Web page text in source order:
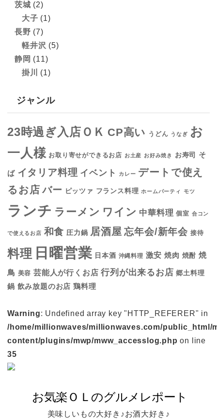
茨城 (2)
大子 (1)
長野 (7)
軽井沢 (5)
静岡 (11)
掛川
(1)
ジャンル
23時過ぎ入店ＯＫ CP高い うどん うなぎ お
一人様 お取り寄せができるお店 お土産 お好み焼き お寿司 そ
ば イタリア料理 イベント カレー デートで使え
るお店 バー ピッツァ フランス料理 ホームパーティ モツ
ランチ ラーメン ワイン 中華料理 個室 合コン
で使えるお店 和食 圧力鍋 居酒屋 忘年会/新年会 接待
料理 日曜営業 日本酒 沖縄料理 激安 焼肉 焼酎 焼
鳥 美容 芸能人が行くお店 行列が出来るお店 郷土料理
鍋 飲み放題のお店 鶏料理
Warning: Undefined array key "HTTP_REFERER" in
/home/millionwaves/millionwaves.com/public_html/
content/plugins/mwp/mww_accesslog.php on line
35
美味しいもの大好き♪お酒大好き♪